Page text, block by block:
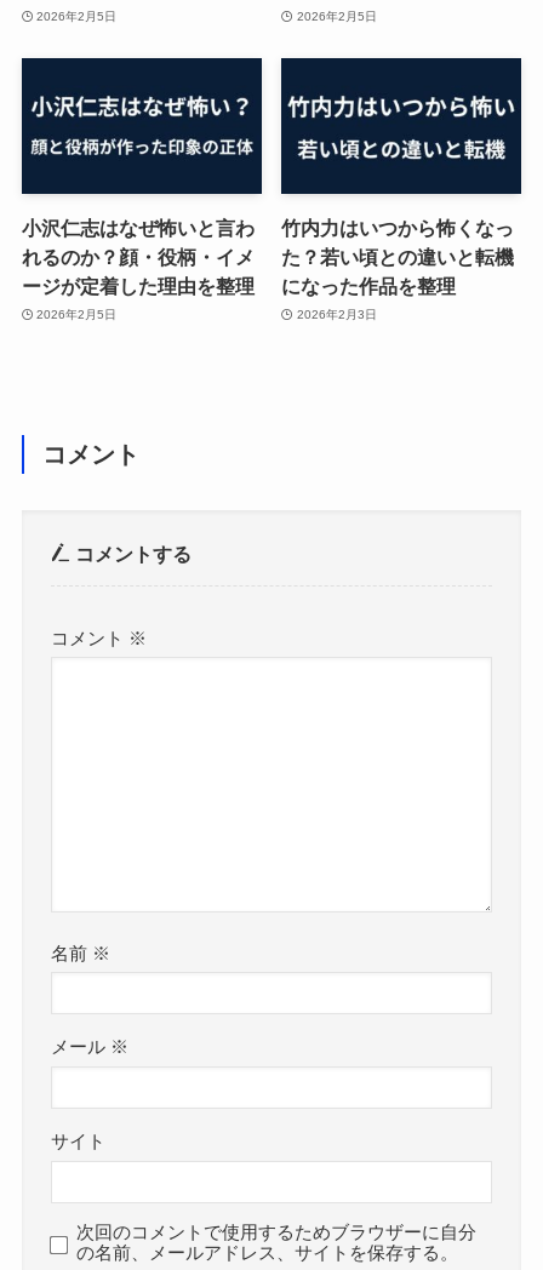
2026年2月5日 2026年2月5日
小沢仁志はなぜ怖いと言わ
れるのか？顔・役柄・イメ
ージが定着した理由を整理
2026年2月5日
竹内力はいつから怖くなっ
た？若い頃との違いと転機
になった作品を整理
2026年2月3日
コメント
コメントする
コメント ※
名前 ※
メール ※
サイト
次回のコメントで使用するためブラウザーに自分
の名前、メールアドレス、サイトを保存する。